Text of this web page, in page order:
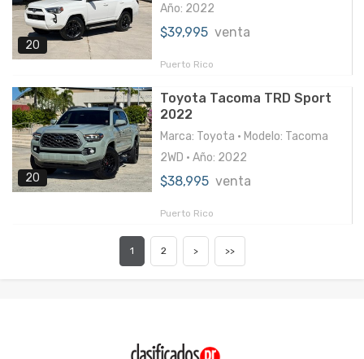
20
Año: 2022
$39,995 venta
Puerto Rico
20
Toyota Tacoma TRD Sport
2022
Marca: Toyota • Modelo: Tacoma
2WD • Año: 2022
$38,995 venta
Puerto Rico
1 2 > >>